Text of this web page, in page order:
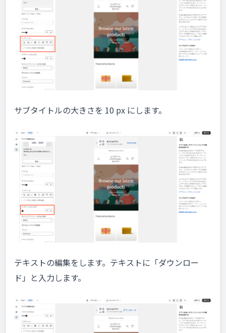
サブタイトルの大きさを 10 px にします。
テキストの編集をします。テキストに「ダウンロー
ド」と入力します。